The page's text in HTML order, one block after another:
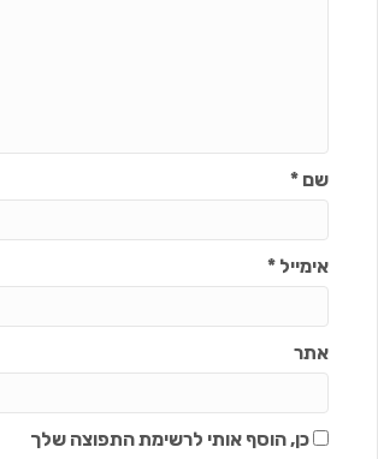
שם*
אימייל*
אתר
כן, הוסף אותי לרשימת התפוצה שלך